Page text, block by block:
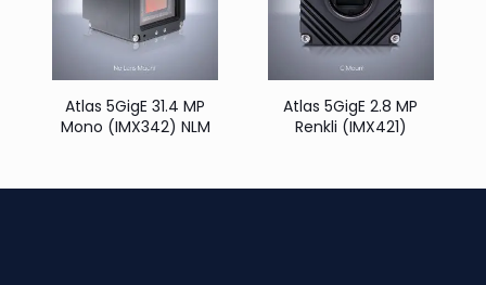
Atlas 5GigE 31.4 MP
Mono (IMX342) NLM
Atlas 5GigE 2.8 MP
Renkli (IMX421)